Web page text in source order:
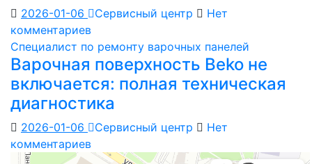
2026-01-06 Сервисный центр
Нет
комментариев
Специалист по ремонту варочных панелей
Варочная поверхность Beko не
включается: полная техническая
диагностика
2026-01-06 Сервисный центр
Нет
комментариев